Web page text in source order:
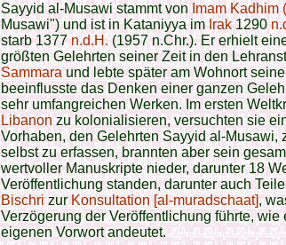
Sayyid al-Musawi stammt vonImam Kadhim
Musawi") und ist in Kataniyya imIrak1290
starb 1377n.d.H. (1957 n.Chr.). Er erhielt
größten Gelehrten seiner Zeit in den
Sammaraund lebte später am Wohnort
beeinflusste das Denken einer ganzen
sehr umfangreichen Werken. Im ersten
Libanonzu kolonialisieren, versuchten sie
Vorhaben, den Gelehrten Sayyid al-Musawi,
selbst zu erfassen, brannten aber sein
wertvoller Manuskripte nieder, darunter 18
Veröffentlichung standen, darunter auch
Bischrizur Konsultation [al-muradschaat],
Verzögerung der Veröffentlichung führte,
eigenen Vorwort andeutet.